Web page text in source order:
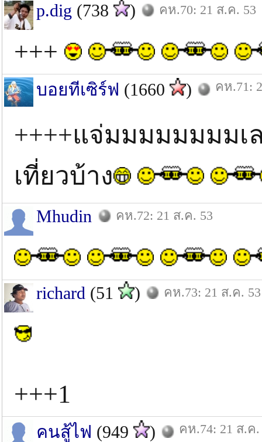
p.dig (738 ) คห.70: 21 ส.ค. 53
+++
บอยทีเซิร์ฟ (1660 ) คห.71:
++++แจ่มมมมมมมมเ
เที่ยวบ้าง
Mhudin คห.72: 21 ส.ค. 53
richard (51 ) คห.73: 21 ส.ค. 53
+++1
คนสู้ไฟ (949 ) คห.74: 21 ส.ค.